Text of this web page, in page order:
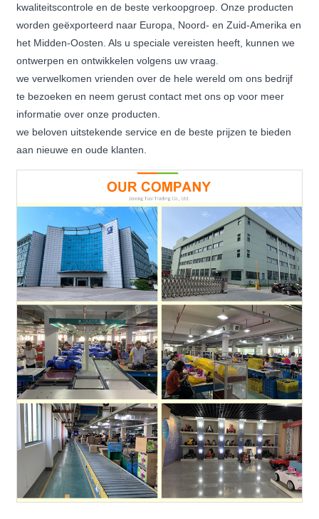
kwaliteitscontrole en de beste verkoopgroep. Onze producten
worden geëxporteerd naar Europa, Noord- en Zuid-Amerika en
het Midden-Oosten. Als u speciale vereisten heeft, kunnen we
ontwerpen en ontwikkelen volgens uw vraag.
we verwelkomen vrienden over de hele wereld om ons bedrijf
te bezoeken en neem gerust contact met ons op voor meer
informatie over onze producten.
we beloven uitstekende service en de beste prijzen te bieden
aan nieuwe en oude klanten.